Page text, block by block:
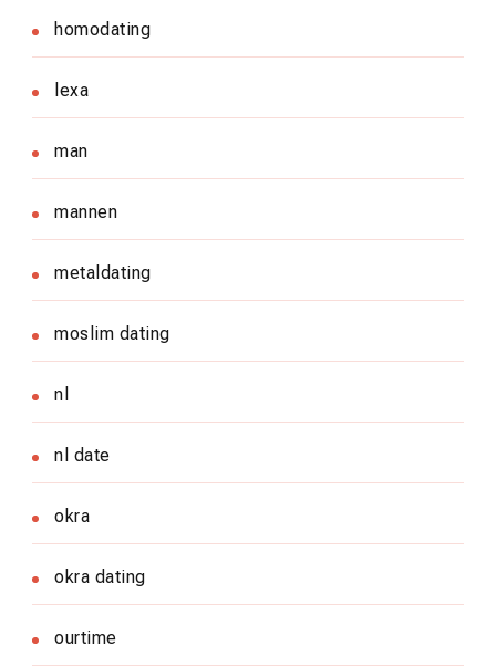
homodating
lexa
man
mannen
metaldating
moslim dating
nl
nl date
okra
okra dating
ourtime